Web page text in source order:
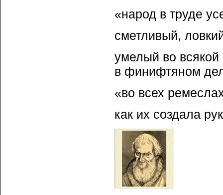
«народ в труде
сметливый,
умелый во всякой
в финифтяном
«во всех
как их создала